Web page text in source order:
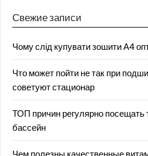
Свежие записи
Чому слід купувати зошити А4
Что может пойти не так при
советуют стационар
ТОП причин регулярно посещать
бассейн
Чем полезны качественные